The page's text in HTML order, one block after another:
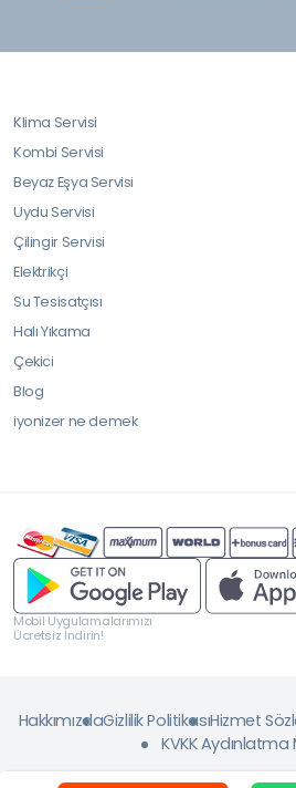
Klima Servisi
Kombi Servisi
Beyaz Eşya Servisi
Uydu Servisi
Çilingir Servisi
Elektrikçi
Su Tesisatçısı
Halı Yıkama
Çekici
Blog
iyonizer ne demek
Mobil Uygulamalarımızı
Ücretsiz İndirin!
HakkımızdaGizlilik PolitikasıHizmet
KVKK Aydınlatma